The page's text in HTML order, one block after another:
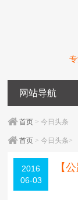
网站导航
首页 > 今日头条
首页 > 今日头条>
2016
06-03
【